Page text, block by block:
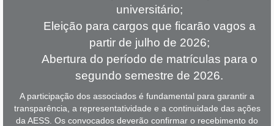
universitário;
Eleição para cargos que ficarão vagos a
partir de julho de 2026;
Abertura do período de matrículas para o
segundo semestre de 2026.
A participação dos associados é fundamental para garantir a
transparência, a representatividade e a continuidade das ações
da AESS. Os convocados deverão confirmar o recebimento do